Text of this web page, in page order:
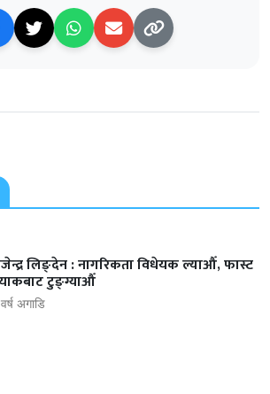
लिङ्देन : नागरिकता विधेयक ल्याऔँ, फास्ट
टुङ्ग्याऔँ
अगाडि